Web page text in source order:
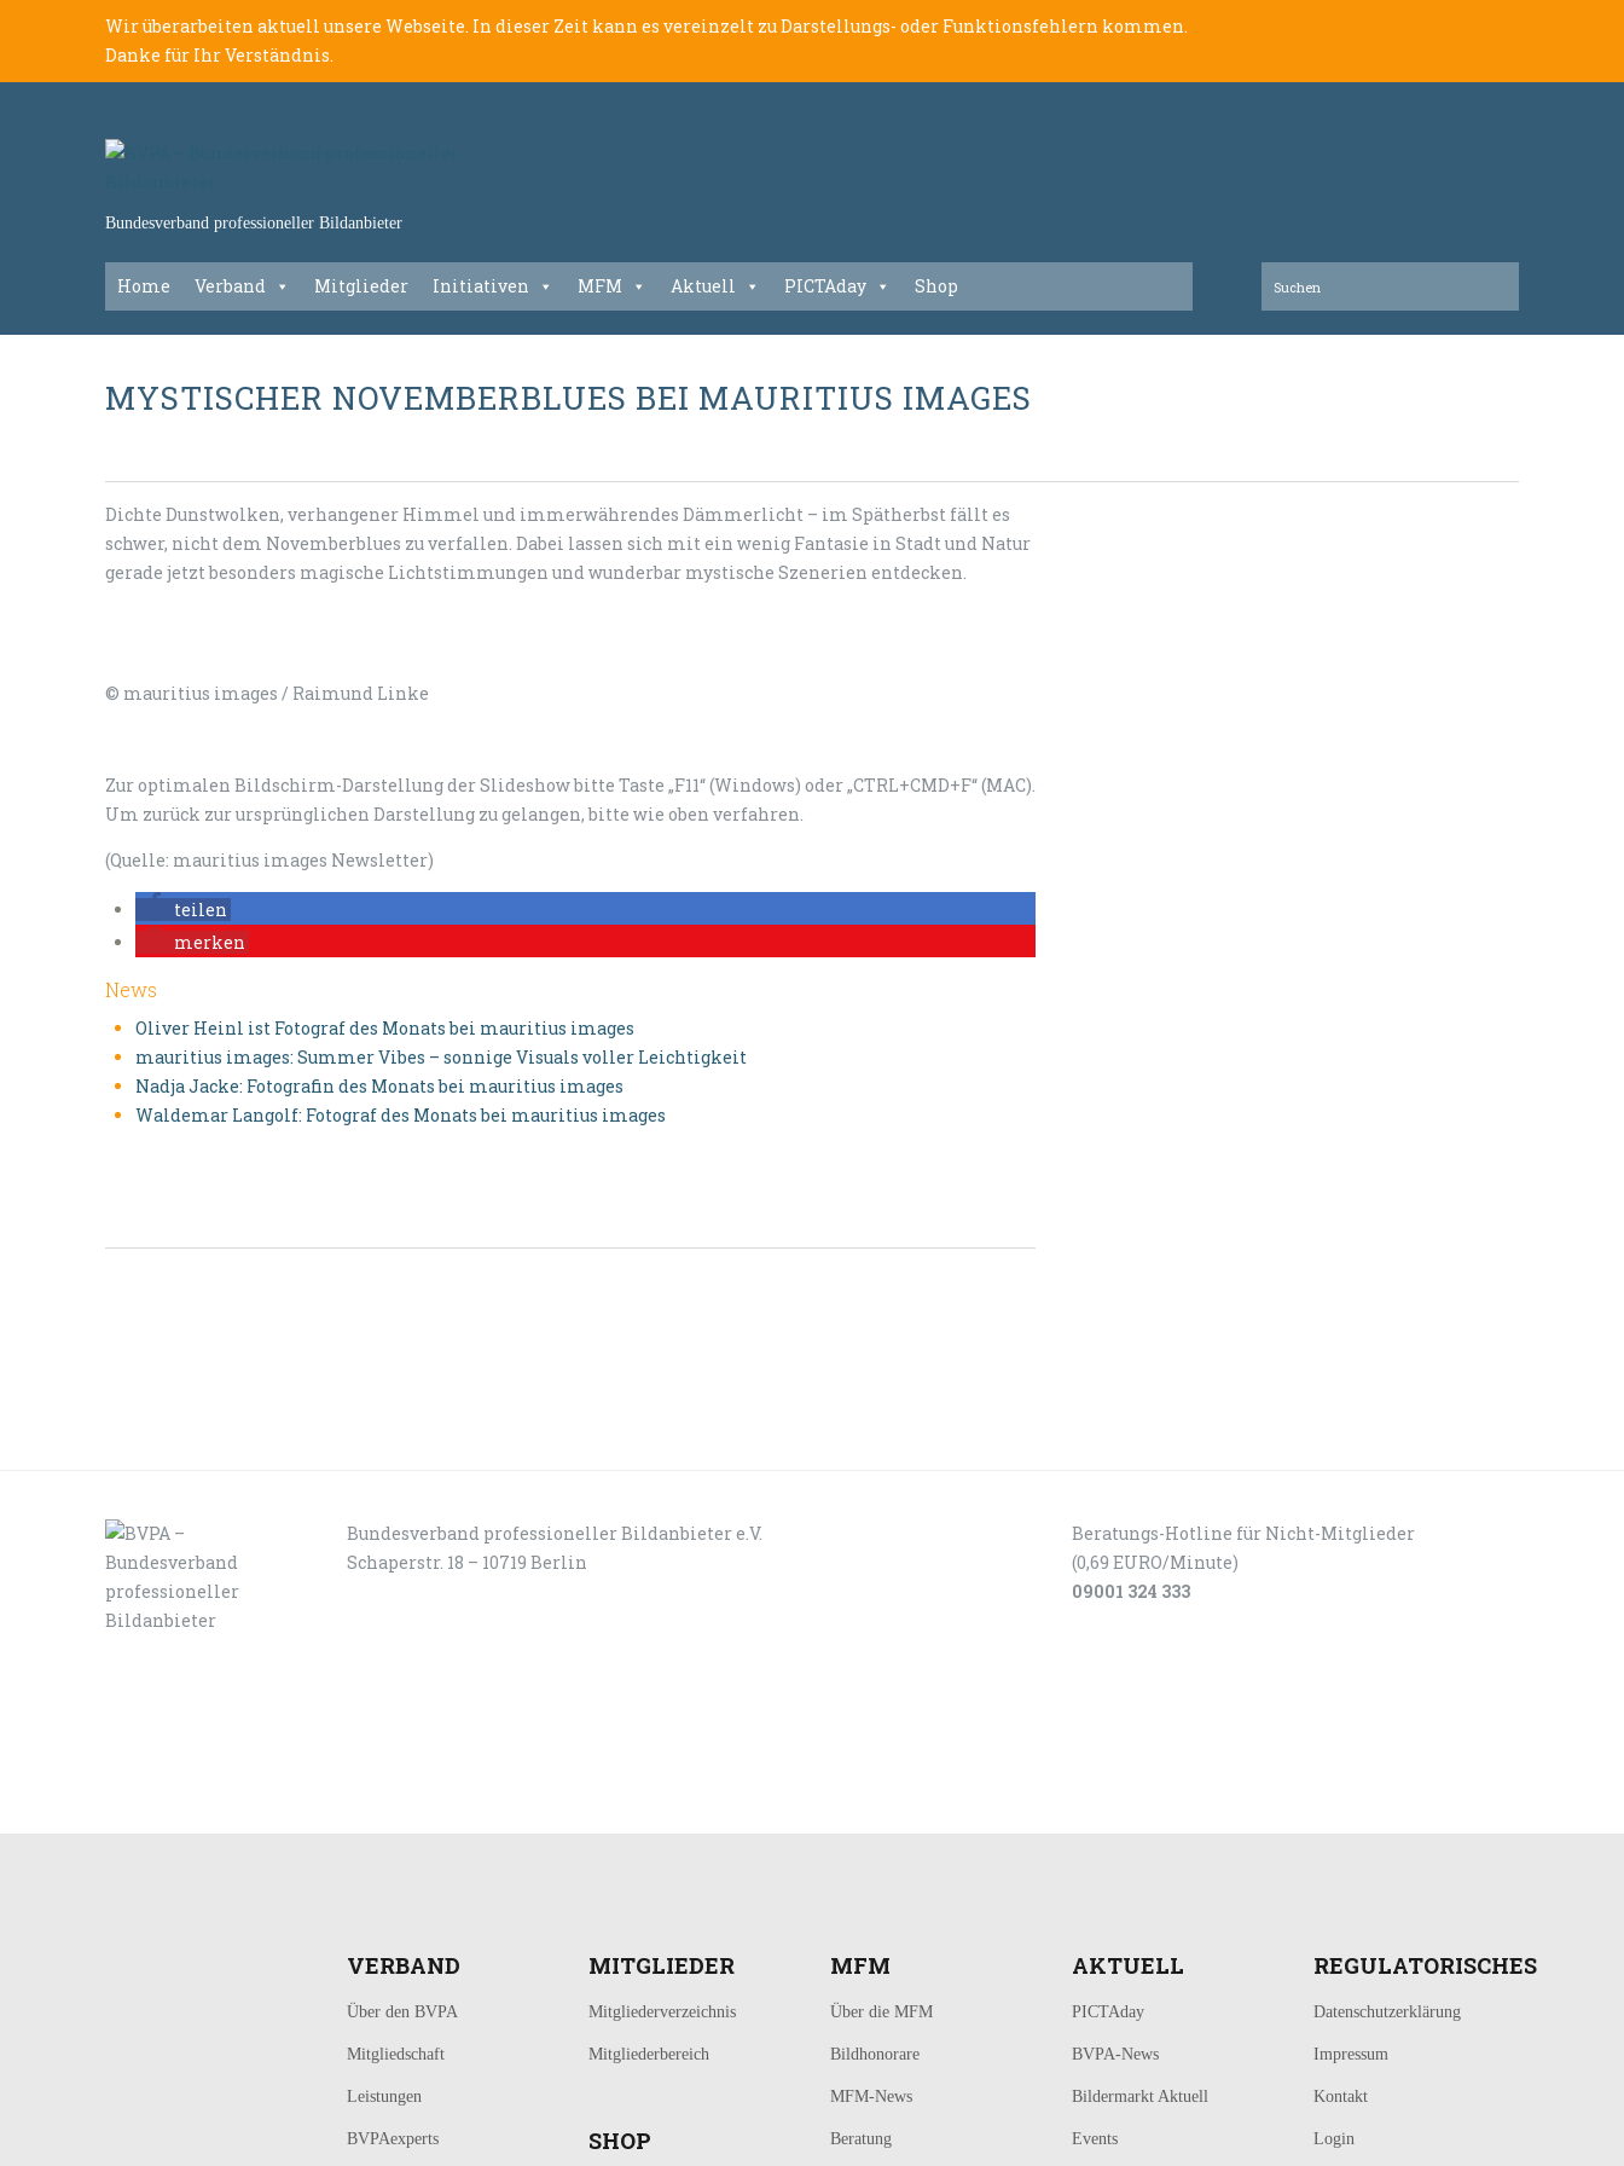
Wir überarbeiten aktuell unsere Webseite. In dieser Zeit kann es vereinzelt zu Darstellungs- oder Funktionsfehlern kommen.
Danke für Ihr Verständnis.
Bundesverband professioneller Bildanbieter
Home Verband Mitglieder Initiativen MFM Aktuell PICTAday Shop
MYSTISCHER NOVEMBERBLUES BEI MAURITIUS IMAGES
Dichte Dunstwolken, verhangener Himmel und immerwährendes Dämmerlicht – im Spätherbst fällt es
schwer, nicht dem Novemberblues zu verfallen. Dabei lassen sich mit ein wenig Fantasie in Stadt und Natur
gerade jetzt besonders magische Lichtstimmungen und wunderbar mystische Szenerien entdecken.
© mauritius images / Raimund Linke
Zur optimalen Bildschirm-Darstellung der Slideshow bitte Taste „F11“ (Windows) oder „CTRL+CMD+F“ (MAC).
Um zurück zur ursprünglichen Darstellung zu gelangen, bitte wie oben verfahren.
(Quelle: mauritius images Newsletter)
teilen
merken
News
Oliver Heinl ist Fotograf des Monats bei mauritius images
mauritius images: Summer Vibes – sonnige Visuals voller Leichtigkeit
Nadja Jacke: Fotografin des Monats bei mauritius images
Waldemar Langolf: Fotograf des Monats bei mauritius images
Bundesverband professioneller Bildanbieter e.V.
Schaperstr. 18 – 10719 Berlin
Beratungs-Hotline für Nicht-Mitglieder
(0,69 EURO/Minute)
09001 324 333
VERBAND
Über den BVPA
Mitgliedschaft
Leistungen
BVPAexperts
MITGLIEDER
Mitgliederverzeichnis
Mitgliederbereich
SHOP
MFM
Über die MFM
Bildhonorare
MFM-News
Beratung
AKTUELL
PICTAday
BVPA-News
Bildermarkt Aktuell
Events
REGULATORISCHES
Datenschutzerklärung
Impressum
Kontakt
Login